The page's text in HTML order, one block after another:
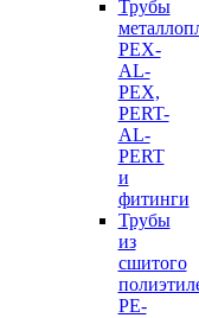
Трубы
PEX-
AL-
PEX,
PERT-
AL-
PERT
и
фитинги
Трубы
из
сшитого
PE-